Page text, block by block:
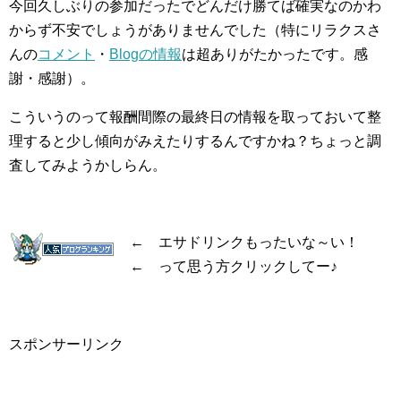
今回久しぶりの参加だったでどんだけ勝てば確実なのかわ
からず不安でしょうがありませんでした（特にリラクスさ
んのコメント ・ Blogの情報は超ありがたかったです。感
謝・感謝）。
こういうのって報酬間際の最終日の情報を取っておいて整
理すると少し傾向がみえたりするんですかね？ちょっと調
査してみようかしらん。
← エサドリンクもったいな～い！
← って思う方クリックしてー♪
スポンサーリンク